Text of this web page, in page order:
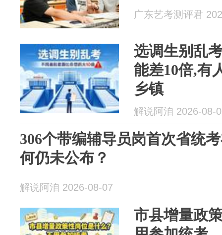
广东艺考测评君
选调生别乱
能差10倍,有
乡镇
解说阿洎 2026-08-
306个带编辅导员岗首次省统
何仍未公布？
解说阿洎 2026-08-07
市县增量政